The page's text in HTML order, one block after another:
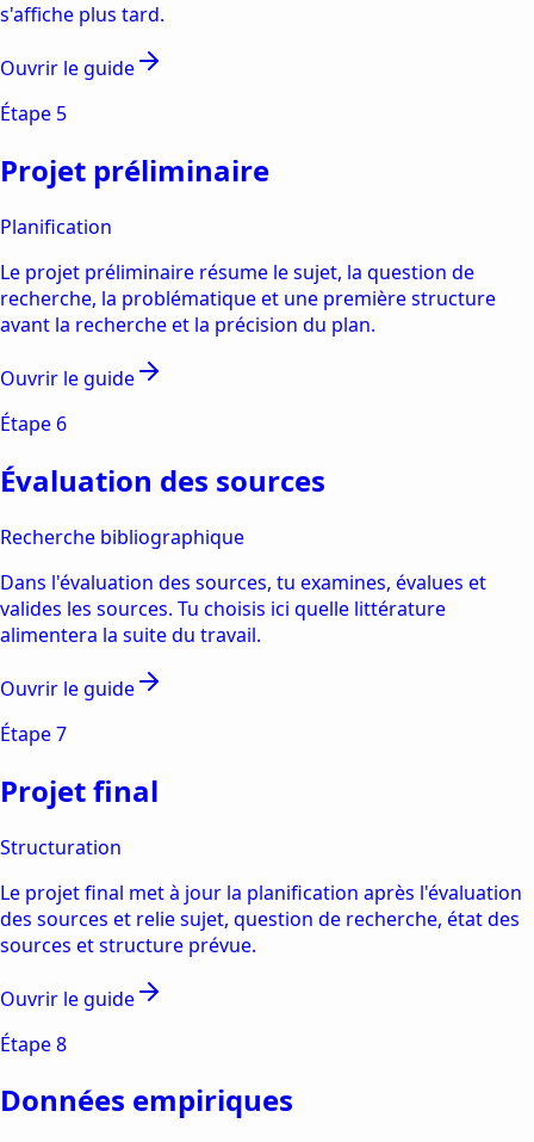
s'affiche plus tard.
Ouvrir le guide
Étape 5
Projet préliminaire
Planification
Le projet préliminaire résume le sujet, la question de
recherche, la problématique et une première structure
avant la recherche et la précision du plan.
Ouvrir le guide
Étape 6
Évaluation des sources
Recherche bibliographique
Dans l'évaluation des sources, tu examines, évalues et
valides les sources. Tu choisis ici quelle littérature
alimentera la suite du travail.
Ouvrir le guide
Étape7
Projet final
Structuration
Le projet final met à jour la planification après l'évaluation
des sources et relie sujet, question de recherche, état des
sources et structure prévue.
Ouvrir le guide
Étape8
Données empiriques